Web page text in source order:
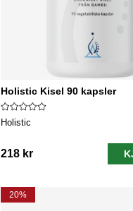
Holistic Kisel 90 kapsler
Holistic
218 kr
20%